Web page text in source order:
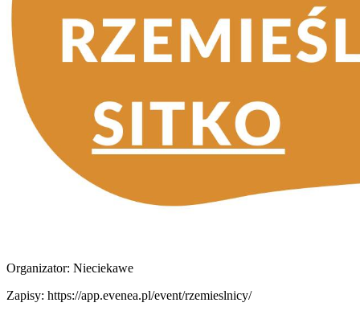
Organizator: Nieciekawe
Zapisy: https://app.evenea.pl/event/rzemieslnicy/